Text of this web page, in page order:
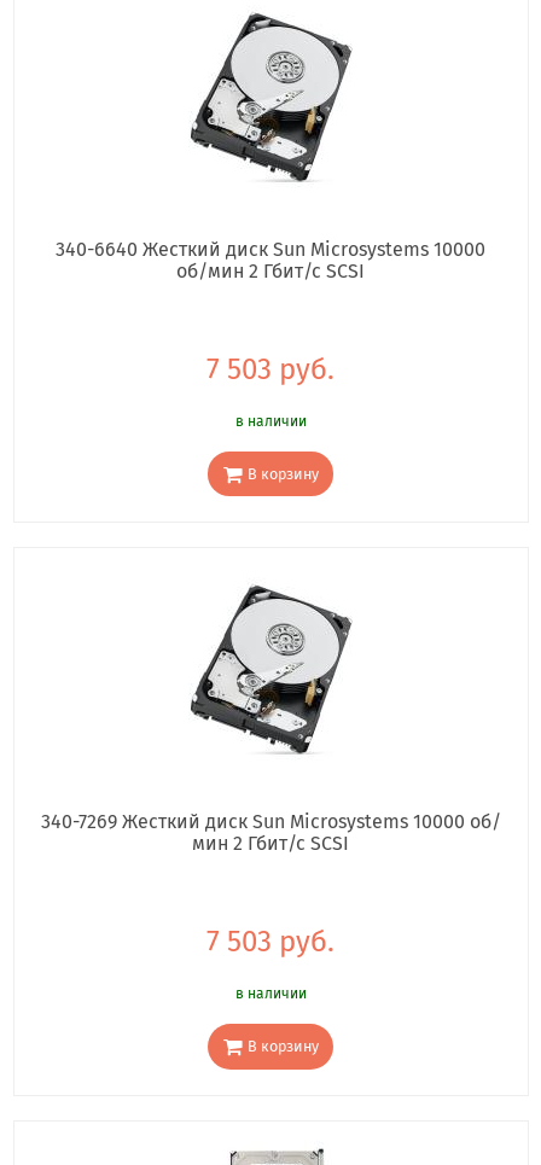
340-6640 Жесткий диск Sun Microsystems 10000
об/мин 2 Гбит/с SCSI
7 503 руб.
в наличии
В корзину
340-7269 Жесткий диск Sun Microsystems 10000 об/
мин 2 Гбит/с SCSI
7 503 руб.
в наличии
В корзину